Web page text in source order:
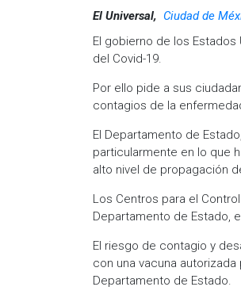
El Universal, Ciudad de
El gobierno de los
del Covid-19.
Por ello pide a sus
contagios de la
El Departamento de
particularmente en lo que
alto nivel de propagación
Los Centros para el
Departamento de Estado,
El riesgo de contagio y
con una vacuna
Departamento de Estado.